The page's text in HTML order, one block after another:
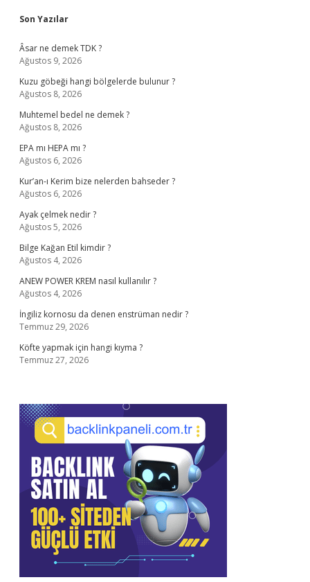
Sidebar
Son Yazılar
Âsar ne demek TDK ?
Ağustos 9, 2026
Kuzu göbeği hangi bölgelerde bulunur ?
Ağustos 8, 2026
Muhtemel bedel ne demek ?
Ağustos 8, 2026
EPA mı HEPA mı ?
Ağustos 6, 2026
Kur’an-ı Kerim bize nelerden bahseder ?
Ağustos 6, 2026
Ayak çelmek nedir ?
Ağustos 5, 2026
Bilge Kağan Etil kimdir ?
Ağustos 4, 2026
ANEW POWER KREM nasıl kullanılır ?
Ağustos 4, 2026
İngiliz kornosu da denen enstrüman nedir ?
Temmuz 29, 2026
Köfte yapmak için hangi kıyma ?
Temmuz 27, 2026